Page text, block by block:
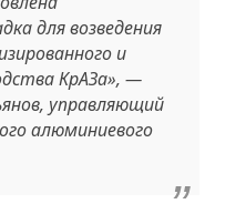
для возведения
и
КрАЗа», —
управляющий
алюминиевого